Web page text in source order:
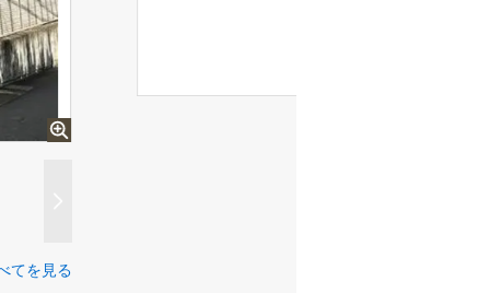
てを見る